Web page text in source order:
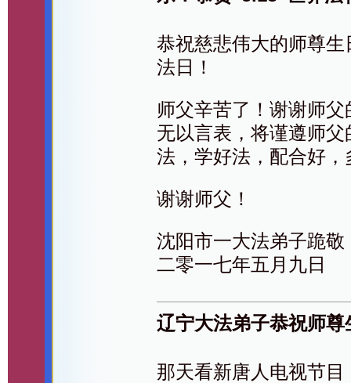
恭祝慈悲伟大的师尊生
法日！
师父辛苦了！谢谢师
无以言表，将谨遵师
法，学好法，配合好
谢谢师父！
沈阳市一大法弟子跪敬
二零一七年五月九日
辽宁大法弟子恭祝师尊
那天看新唐人电视节